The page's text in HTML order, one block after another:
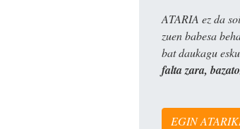
ATARIA ez da
zuen babesa
bat daukagu
falta zara,
EGIN